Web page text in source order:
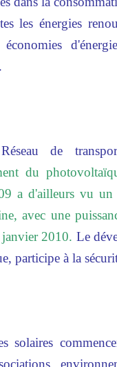
les énergies
de
du
a d'ailleurs vu un
avec une
2010. Le
participe à la
solaires